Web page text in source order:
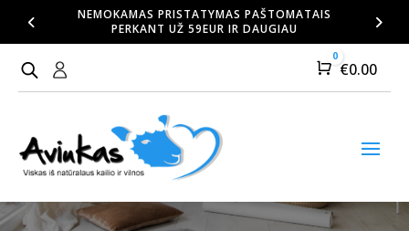
NEMOKAMAS PRISTATYMAS PAŠTOMATAIS
PERKANT UŽ 59EUR IR DAUGIAU
Cart
0
€0.00